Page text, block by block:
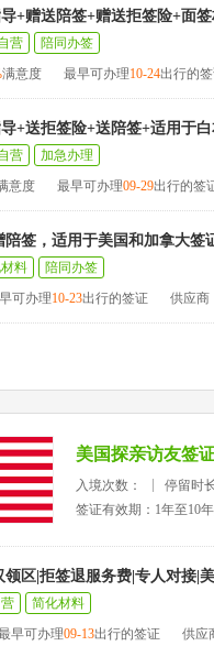
+赠送陪签+赠送拒签险+面
营
陪同办签
满意度 最早可办理10-24出行的
+送拒签险+送陪签+适用于
营
加急办理
意度 最早可办理09-29出行的签
陪签，适用于美国和加拿大签
料
陪同办签
可办理10-23出行的签证 供应商
美国探亲访友签
入境次数：
停留时
签证有效期：1年至10
领区|拒签退服务费|专人对接|
简化材料
早可办理09-13出行的签证 供应